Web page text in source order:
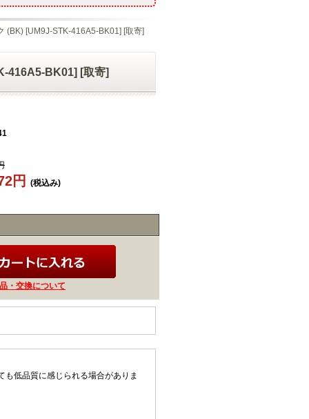
(BK) [UM9J-STK-416A5-BK01] [取寄]
416A5-BK01] [取寄]
円
(税込み)
・交換について
低品質に感じられる場合がありま